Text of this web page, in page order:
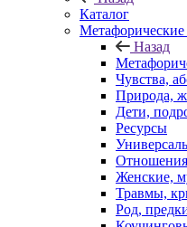
Каталог
Назад
Чувства,
Природа,
Дети,
Ресурсы
Женские,
Травмы,
Род,